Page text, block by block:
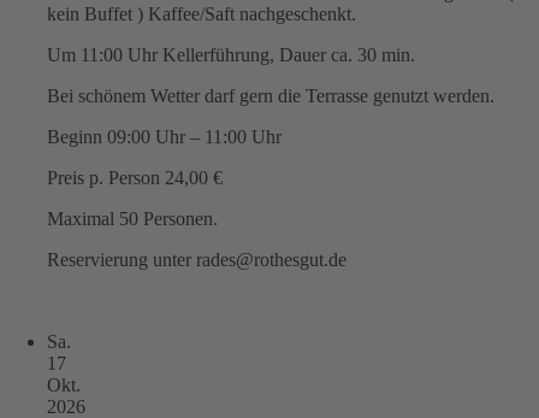
kein Buffet ) Kaffee/Saft nachgeschenkt.
Um 11:00 Uhr Kellerführung, Dauer ca. 30 min.
Bei schönem Wetter darf gern die Terrasse genutzt werden.
Beginn 09:00 Uhr – 11:00 Uhr
Preis p. Person 24,00 €
Maximal 50 Personen.
Reservierung unter rades@rothesgut.de
Sa.
17
Okt.
2026